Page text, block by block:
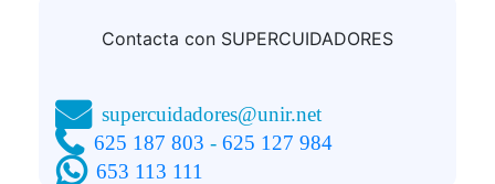
Contacta con SUPERCUIDADORES
supercuidadores@unir.net
625 187 803 - 625 127 984
653 113 111